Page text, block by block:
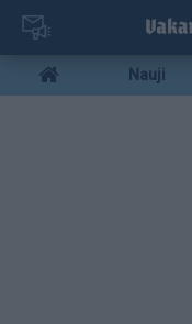
Pereiti
pagrindinį
turinį
Mobile
menu
Nauji